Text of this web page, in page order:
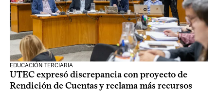
EDUCACIÓN TERCIARIA
UTEC expresó discrepancia con proyecto de
Rendición de Cuentas y reclama más recursos